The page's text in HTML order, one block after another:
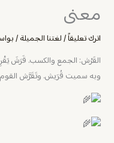
معنى
اترك تعليقاً/لغتنا الجميلة/
القَرْش: الجمع والكسب. قَرَشَ
وبه سميت قُرَيش. وتَقَرَّش